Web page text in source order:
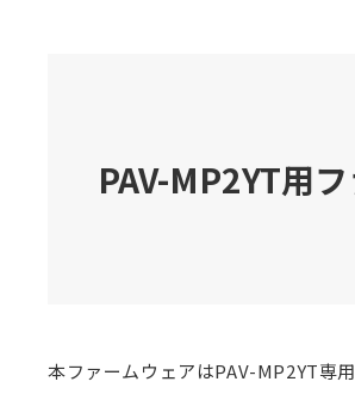
PAV-MP2YT用
本ファームウェアはPAV-MP2YT専